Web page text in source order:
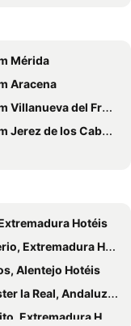
Mérida
Aracena
del Fresno
de los Caballeros
Hotéis
Extremadura Hotéis
Alentejo Hotéis
Real, Andaluzia Hotéis
Extremadura Hotéis